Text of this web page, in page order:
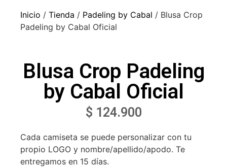
Inicio / Tienda / Padeling by Cabal / Blusa Crop
Padeling by Cabal Oficial
Blusa Crop Padeling
by Cabal Oficial
$ 124.900
Cada camiseta se puede personalizar con tu
propio LOGO y nombre/apellido/apodo. Te
entregamos en 15 días.